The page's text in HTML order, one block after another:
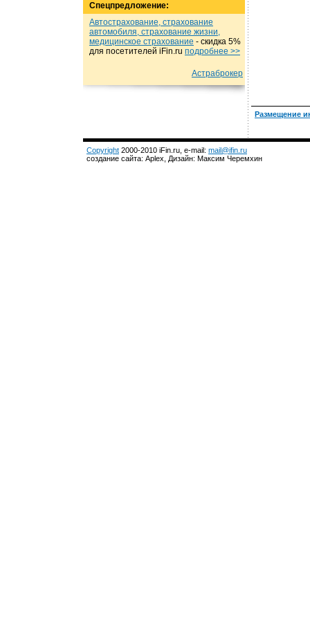
Спецпредложение:
Автострахование, страхование
автомобиля, страхование жизни,
медицинское страхование - cкидка 5%
для посетителей iFin.ru подробнеe >>
Астраброкер
Размещение
Copyright 2000-2010 iFin.ru, e-mail: mail@ifin.ru
создание сайта: Aplex, Дизайн: Максим Черемхин